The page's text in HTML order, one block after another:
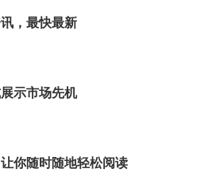
，最快最新
示市场先机
你随时随地轻松阅读